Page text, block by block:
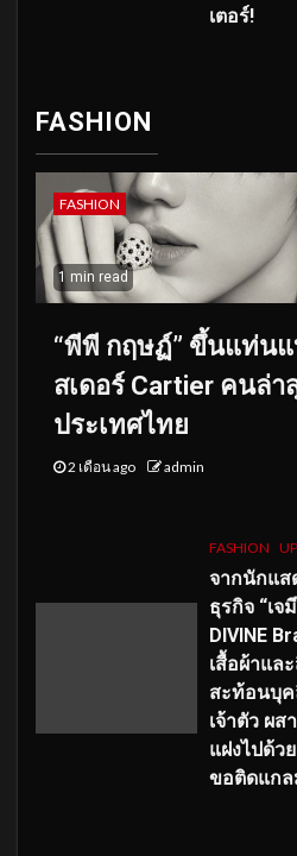
เตอร์!
FASHION
FASHION
1 min read
“พีพี กฤษฏ์” ขึ้นแท่น
สเดอร์ Cartier คนล่า
ประเทศไทย
2 เดือน ago admin
FASHION
จากนักแส
ธุรกิจ “เ
DIVINE
เสื้อผ้าแล
สะท้อนบุ
เจ้าตัว ผส
แฝงไปด้ว
ขอติดแกล